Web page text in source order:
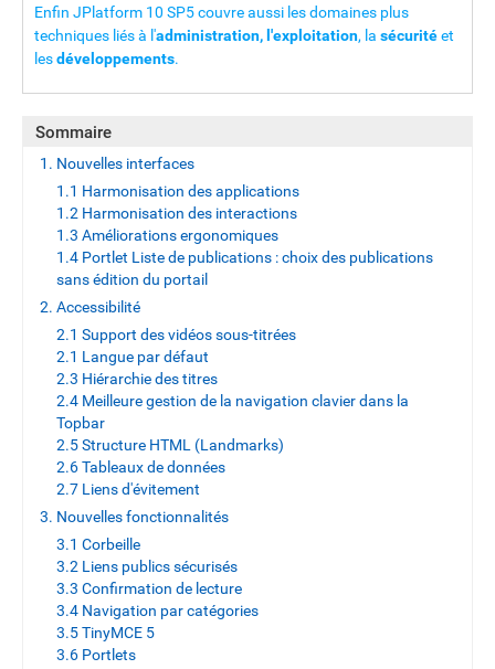
Enfin JPlatform 10 SP5 couvre aussi les domaines plus
techniques liés à l'administration, l'exploitation, la sécuritéet
lesdéveloppements.
Sommaire
1. Nouvelles interfaces
1.1 Harmonisation des applications
1.2 Harmonisation des interactions
1.3 Améliorations ergonomiques
1.4 Portlet Liste de publications : choix des publications
sans édition du portail
2. Accessibilité
2.1 Support des vidéos sous-titrées
2.1 Langue par défaut
2.3 Hiérarchie des titres
2.4 Meilleure gestion de la navigation clavier dans la
Topbar
2.5 Structure HTML (Landmarks)
2.6 Tableaux de données
2.7 Liens d'évitement
3. Nouvelles fonctionnalités
3.1 Corbeille
3.2 Liens publics sécurisés
3.3 Confirmation de lecture
3.4 Navigation par catégories
3.5 TinyMCE 5
3.6 Portlets